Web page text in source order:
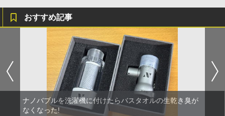
おすすめ記事
ナノバブルを洗濯機に付けたらバスタオルの生乾き臭が
なくなった!